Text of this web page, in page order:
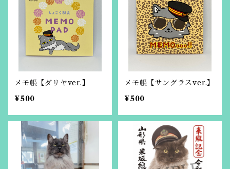
メモ帳【ダリヤver.】
¥500
メモ帳【サングラスver.】
¥500